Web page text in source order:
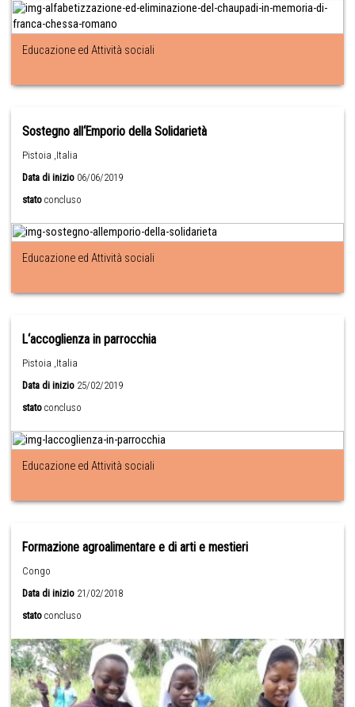
Educazione ed Attività sociali
Sostegno all‘Emporio della Solidarietà
Pistoia ,Italia
Data di inizio 06/06/2019
stato concluso
Educazione ed Attività sociali
L‘accoglienza in parrocchia
Pistoia ,Italia
Data di inizio 25/02/2019
stato concluso
Educazione ed Attività sociali
Formazione agroalimentare e di arti e mestieri
Congo
Data di inizio 21/02/2018
stato concluso